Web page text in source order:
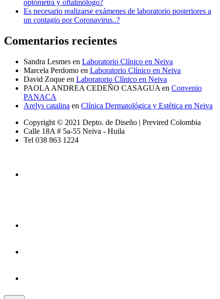
optómetra y oftalmólogo?
Es necesario realizarse exámenes de laboratorio posteriores a
un contagio por Coronavirus..?
Comentarios recientes
Sandra Lesmes en Laboratorio Clínico en Neiva
Marcela Perdomo en Laboratorio Clínico en Neiva
David Zoque en Laboratorio Clínico en Neiva
PAOLA ANDREA CEDEÑO CASAGUA en Convenio
PANACA
Arelys catalina en Clínica Dermatológica y Estética en Neiva
Copyright © 2021 Depto. de Diseño | Previred Colombia
Calle 18A # 5a-55 Neiva - Huila
Tel 038 863 1224